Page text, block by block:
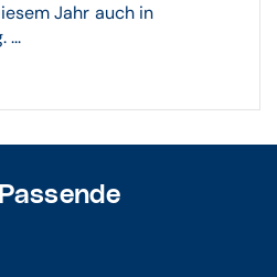
Jahr auch in
...